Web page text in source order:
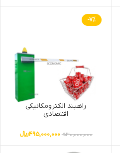
-7%
راهبند الکترومکانیکی
اقتصادی
530,000,000
495,000,000﷼